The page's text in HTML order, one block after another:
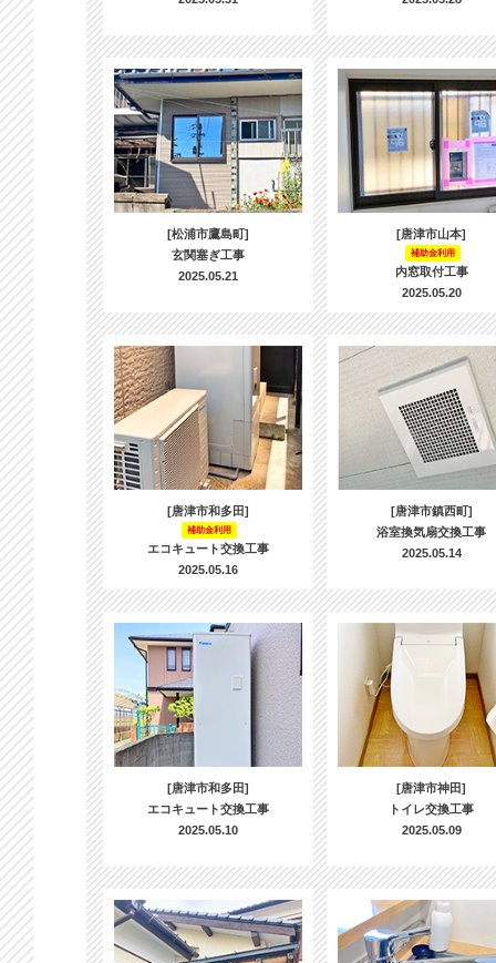
[松浦市鷹島町]
玄関塞ぎ工事
2025.05.21
[唐津市山本]
補助金利用
内窓取付工事
2025.05.20
[唐津市和多田]
補助金利用
エコキュート交換工事
2025.05.16
[唐津市鎮西町]
浴室換気扇交換工事
2025.05.14
[唐津市和多田]
エコキュート交換工事
2025.05.10
[唐津市神田]
トイレ交換工事
2025.05.09